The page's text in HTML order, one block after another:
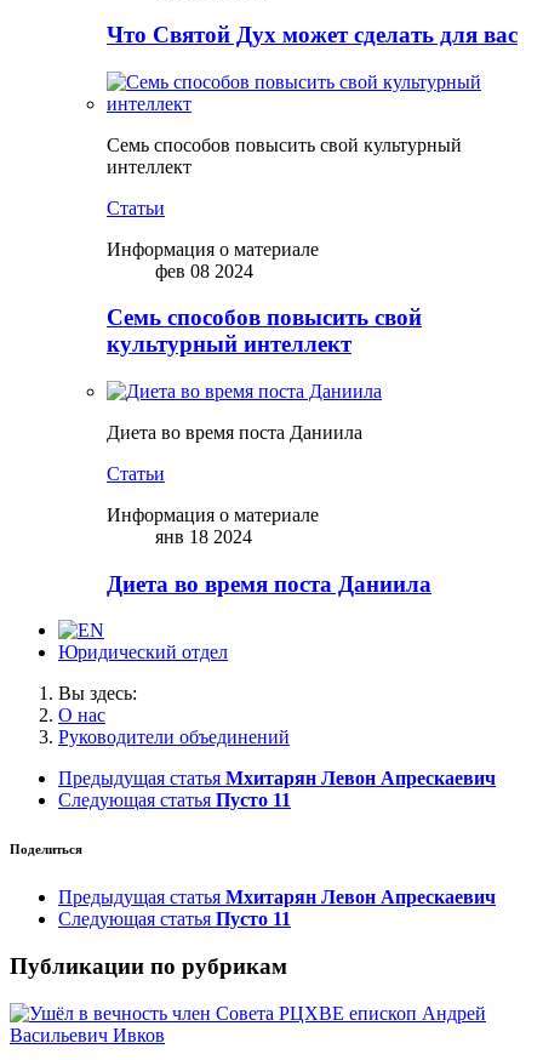
Что Святой Дух может сделать для вас
Семь способов повысить свой культурный
интеллект
Статьи
Информация о материале
фев 08 2024
Семь способов повысить свой
культурный интеллект
Диета во время поста Даниила
Статьи
Информация о материале
янв 18 2024
Диета во время поста Даниила
Юридический отдел
Вы здесь:
О нас
Руководители объединений
Предыдущая статья Мхитарян Левон Апрескаевич
Следующая статья Пусто 11
Поделиться
Предыдущая статья Мхитарян Левон Апрескаевич
Следующая статья Пусто 11
Публикации по рубрикам